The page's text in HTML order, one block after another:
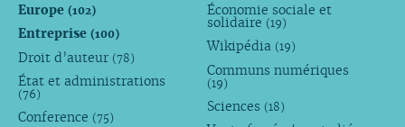
Europe (102)
Entreprise (100)
Droit d’auteur (78)
État et administrations
(76)
Conference (75)
Économie sociale et
solidaire (19)
Wikipédia (19)
Communs numériques
(19)
Sciences (18)